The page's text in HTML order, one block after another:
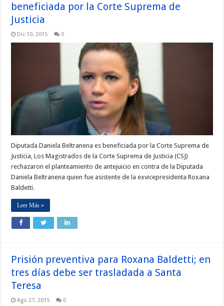
beneficiada por la Corte Suprema de
Justicia
Dic 10, 2015 0
Diputada Daniela Beltranena es beneficiada por la Corte Suprema de
Justicia, Los Magistrados de la Corte Suprema de Justicia (CSJ)
rechazaron el planteamiento de antejuicio en contra de la Diputada
Daniela Beltranena quien fue asistente de la exvicepresidenta Roxana
Baldetti.
Leer Más »
Prisión preventiva para Roxana Baldetti; en
tres días debe ser trasladada a Santa
Teresa
Ago 27, 2015 0